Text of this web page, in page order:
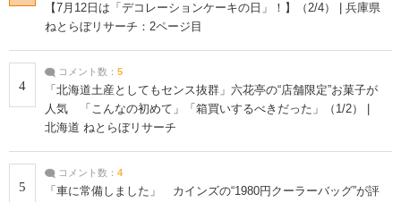
【7月12日は「デコレーションケーキの日」！】（2/4） | 兵庫県
ねとらぼリサーチ：2ページ目
4
コメント数： 5
「北海道土産としてもセンス抜群」六花亭の“店舗限定”お菓子が
人気 「こんなの初めて」「箱買いするべきだった」（1/2） |
北海道 ねとらぼリサーチ
5
コメント数： 4
「車に常備しました」 カインズの“1980円クーラーバッグ”が評